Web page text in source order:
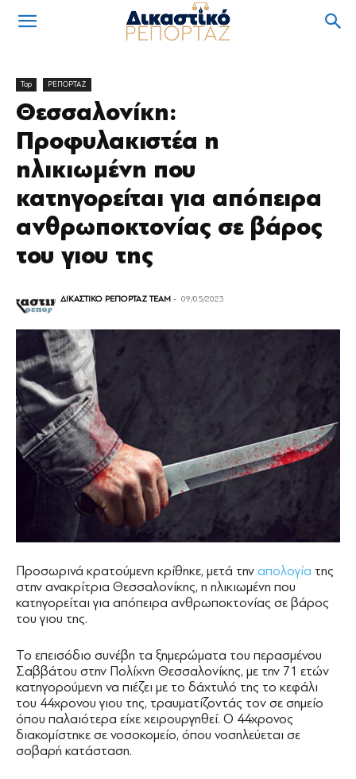
Top ΡΕΠΟΡΤΑΖ
Θεσσαλονίκη:
Προφυλακιστέα η
ηλικιωμένη που
κατηγορείται για απόπειρα
ανθρωποκτονίας σε βάρος
του γιου της
ΔΙΚΑΣΤΙΚΟ ΡΕΠΟΡΤΑΖ TEAM - 09/05/2023
Προσωρινά κρατούμενη κρίθηκε, μετά την απολογία της
στην ανακρίτρια Θεσσαλονίκης, η ηλικιωμένη που
κατηγορείται για απόπειρα ανθρωποκτονίας σε βάρος
του γιου της.
Το επεισόδιο συνέβη τα ξημερώματα του περασμένου
Σαββάτου στην Πολίχνη Θεσσαλονίκης, με την 71 ετών
κατηγορούμενη να πιέζει με το δάχτυλό της το κεφάλι
του 44χρονου γιου της, τραυματίζοντάς τον σε σημείο
όπου παλαιότερα είχε χειρουργηθεί. Ο 44χρονος
διακομίστηκε σε νοσοκομείο, όπου νοσηλεύεται σε
σοβαρή κατάσταση.